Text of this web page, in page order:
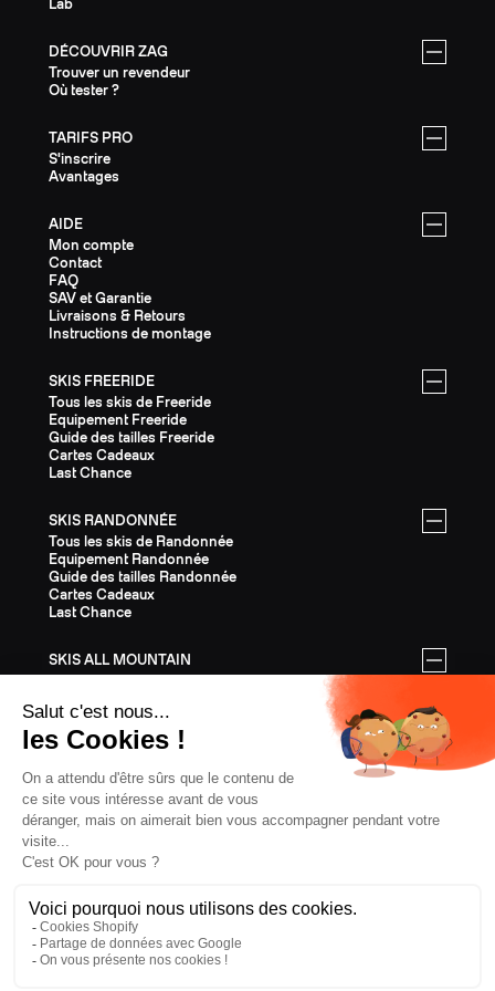
Lab
DÉCOUVRIR ZAG
Trouver un revendeur
Où tester ?
TARIFS PRO
S'inscrire
Avantages
AIDE
Mon compte
Contact
FAQ
SAV et Garantie
Livraisons & Retours
Instructions de montage
SKIS FREERIDE
Tous les skis de Freeride
Equipement Freeride
Guide des tailles Freeride
Cartes Cadeaux
Last Chance
SKIS RANDONNÉE
Tous les skis de Randonnée
Equipement Randonnée
Guide des tailles Randonnée
Cartes Cadeaux
Last Chance
SKIS ALL MOUNTAIN
Tous les skis All Mountain
Guide des tailles All Mountain
Cartes Cadeaux
Last Chance
ÉQUIPEMENT
Tout l'Équipement
Casques
Fixations
Bâtons
Couteaux
Textile
Cartes Cadeaux
Last Chance